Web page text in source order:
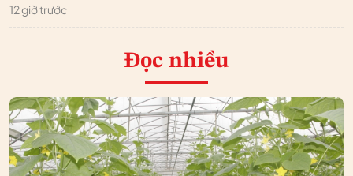
12 giờ trước
Đọc nhiều